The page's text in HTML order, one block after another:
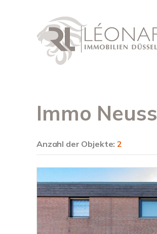
Immo Neuss
Anzahl der Objekte:2